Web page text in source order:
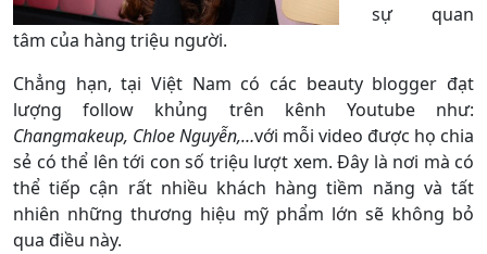
sự quan
tâm của hàng triệu người.
Chẳng hạn, tại Việt Nam có các beauty blogger đạt
lượng follow khủng trên kênh Youtube như:
Changmakeup, Chloe Nguyễn,…với mỗi video được họ chia
sẻ có thể lên tới con số triệu lượt xem. Đây là nơi mà có
thể tiếp cận rất nhiều khách hàng tiềm năng và tất
nhiên những thương hiệu mỹ phẩm lớn sẽ không bỏ
qua điều này.